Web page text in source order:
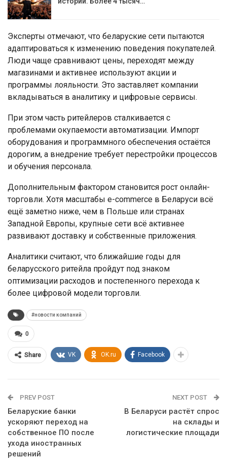
Эксперты отмечают, что беларуские сети пытаются
адаптироваться к изменению поведения покупателей.
Люди чаще сравнивают цены, переходят между
магазинами и активнее используют акции и
программы лояльности. Это заставляет компании
вкладываться в аналитику и цифровые сервисы.
При этом часть ритейлеров сталкивается с
проблемами окупаемости автоматизации. Импорт
оборудования и программного обеспечения остаётся
дорогим, а внедрение требует перестройки процессов
и обучения персонала.
Дополнительным фактором становится рост онлайн-
торговли. Хотя масштабы e-commerce в Беларуси всё
ещё заметно ниже, чем в Польше или странах
Западной Европы, крупные сети всё активнее
развивают доставку и собственные приложения.
Аналитики считают, что ближайшие годы для
беларусского ритейла пройдут под знаком
оптимизации расходов и постепенного перехода к
более цифровой модели торговли.
#новости компаний
0
Share VK OK.ru Facebook
PREV POST
Беларуские банки
ускоряют переход на
собственное ПО после
ухода иностранных
решений
NEXT POST
В Беларуси растёт спрос
на склады и
логистические площади